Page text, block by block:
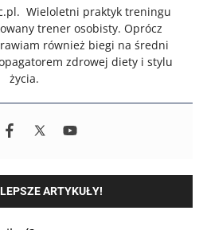
Wieloletni praktyk treningu
trener osobisty. Oprócz
również biegi na średni
zdrowej diety i stylu
życia.
ARTYKUŁY!